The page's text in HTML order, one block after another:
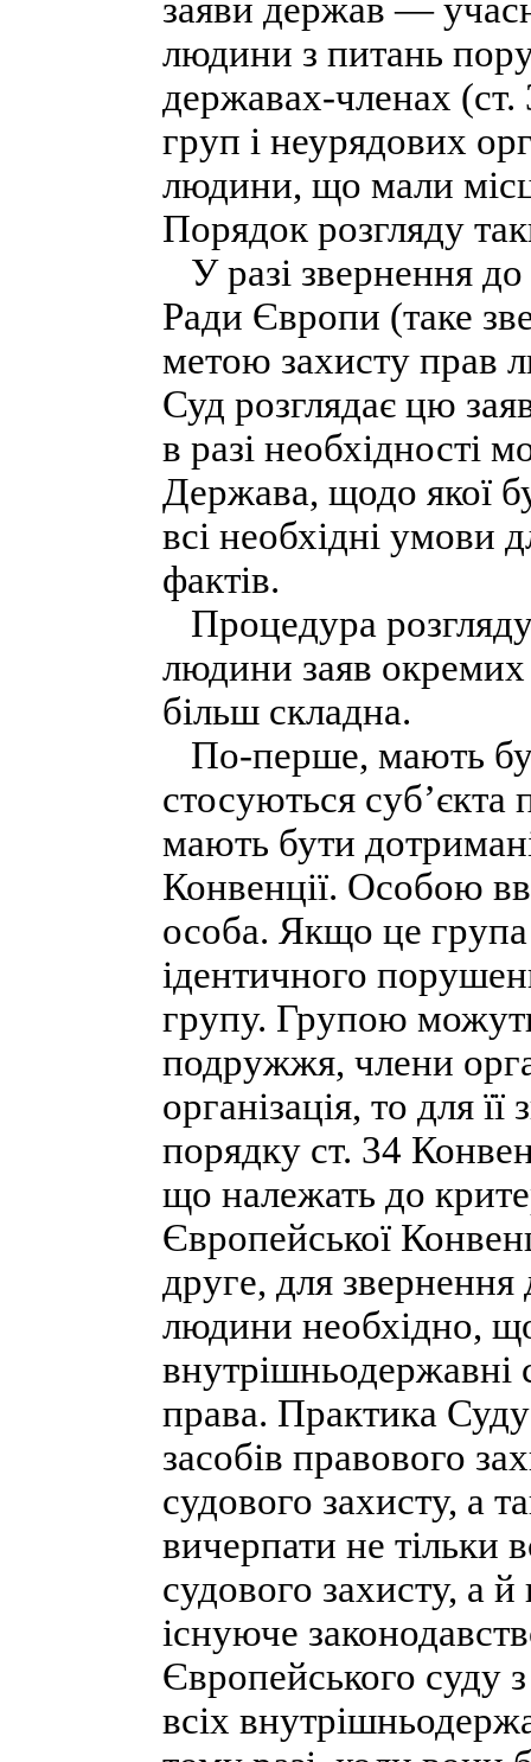
заяви держав —
людини з питань
державах-членах
груп і неурядових
людини, що мали
Порядок розгляду
У разі звернення
Ради Європи (таке
метою захисту прав
Суд розглядає цю
в разі необхідності
Держава, щодо якої
всі необхідні умови
фактів.
Процедура
людини заяв окремих
більш складна.
По-перше, мають
стосуються
мають бути
Конвенції. Особою
особа. Якщо це група
ідентичного
групу. Групою
подружжя, члени
організація, то для
порядку ст. 34
що належать до
Європейської
друге, для
людини необхідно,
внутрішньодержавні
права. Практика
засобів правового
судового захисту, а
вичерпати не тільки
судового захисту, а
існуюче
Європейського суду
всіх